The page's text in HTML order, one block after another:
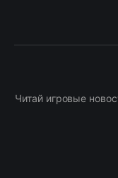
Читай игровые